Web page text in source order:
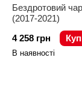
Бездротовий
(2017-2021)
4 258 грн
В наявності